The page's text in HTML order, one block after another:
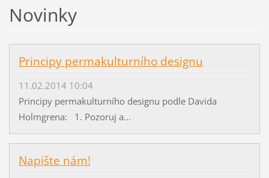
Novinky
Principy permakulturního designu
11.02.2014 10:04
Principy permakulturního designu podle Davida
Holmgrena: 1. Pozoruj a...
Napište nám!